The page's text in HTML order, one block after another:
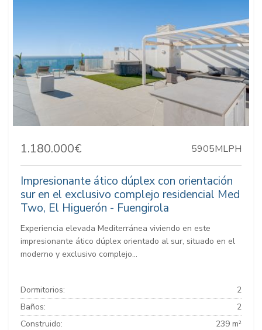
1.180.000€ 5905MLPH
Impresionante ático dúplex con orientación
sur en el exclusivo complejo residencial Med
Two, El Higuerón - Fuengirola
Experiencia elevada Mediterránea viviendo en este
impresionante ático dúplex orientado al sur, situado en el
moderno y exclusivo complejo...
Dormitorios:
2
Baños:
2
Construido:
239 m²